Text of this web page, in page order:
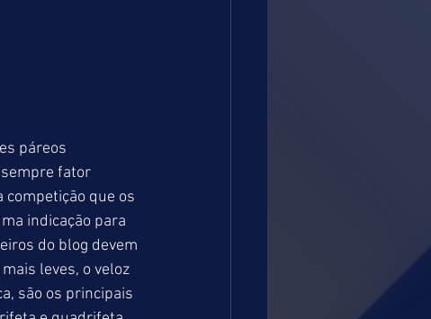
páreos
fator
competição que os
indicação para
do blog devem
mais leves, o veloz
são os principais